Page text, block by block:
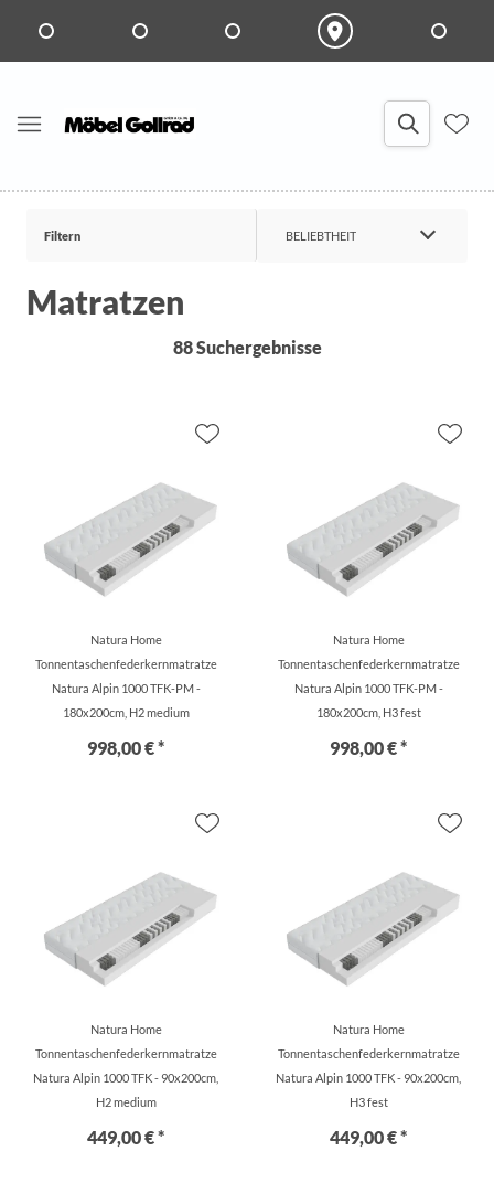
Filtern BELIEBTHEIT
Matratzen
88 Suchergebnisse
Natura Home
Tonnentaschenfederkernmatratze
Natura Alpin 1000 TFK-PM -
180x200cm, H2 medium
998,00 € *
Natura Home
Tonnentaschenfederkernmatratze
Natura Alpin 1000 TFK-PM -
180x200cm, H3 fest
998,00 € *
Natura Home
Tonnentaschenfederkernmatratze
Natura Alpin 1000 TFK - 90x200cm,
H2 medium
449,00 € *
Natura Home
Tonnentaschenfederkernmatratze
Natura Alpin 1000 TFK - 90x200cm,
H3 fest
449,00 € *